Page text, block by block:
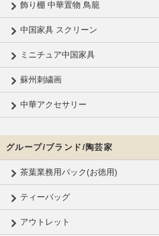
飾り棚 中華置物 鳥籠
中国家具 スクリーン
ミニチュア中国家具
蘇州刺繍画
中華アクセサリー
グループ/ブランド/陶芸家
茶葉業務用パック(お徳用)
ティーバッグ
アウトレット